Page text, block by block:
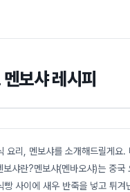
보샤 레시피
요리, 멘보샤를 소개해드릴게요
샤란?멘보샤(멘바오샤)는 중
이에 새우 반죽을 넣고 튀겨